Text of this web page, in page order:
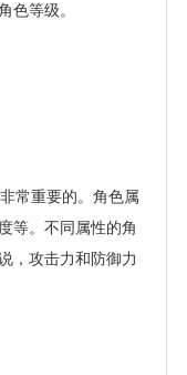
色等级。
常重要的。角色属
等。不同属性的角
，攻击力和防御力